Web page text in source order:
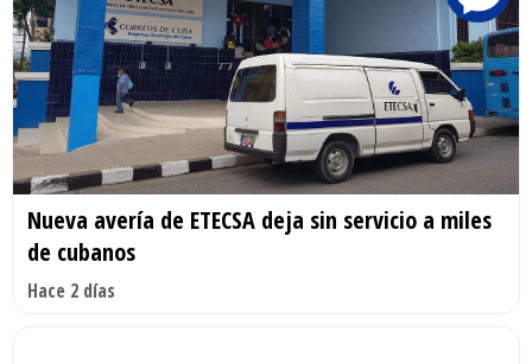
Nueva avería de ETECSA deja sin servicio a miles
de cubanos
Hace 2 días